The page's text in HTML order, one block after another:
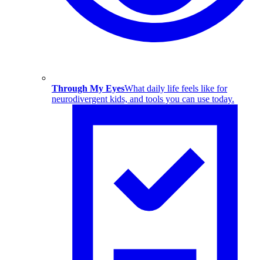
Through My EyesWhat daily life feels like for
neurodivergent kids, and tools you can use today.